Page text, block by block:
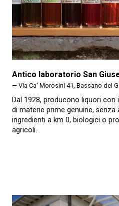
Antico laboratorio San
— Via Ca' Morosini 41, Bassano del
Dal 1928, producono liquori
di materie prime genuine,
ingredienti a km 0, biologici o
agricoli.